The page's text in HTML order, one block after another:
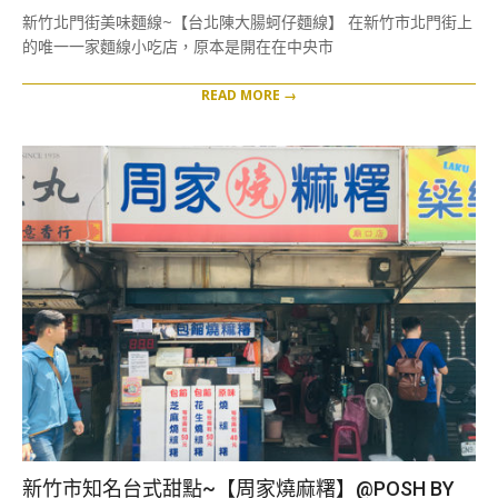
29
新竹北門街美味麵線~【台北陳大腸蚵仔麵線】 在新竹市北門街上
的唯一一家麵線小吃店，原本是開在在中央市
READ MORE →
新竹市知名台式甜點~【周家燒麻糬】@POSH BY